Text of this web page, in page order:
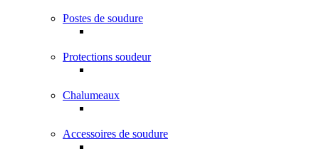
Postes de soudure
Protections soudeur
Chalumeaux
Accessoires de soudure